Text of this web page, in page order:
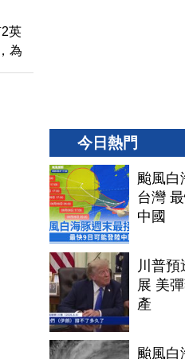
英
為
今日熱門
颱風白
台灣
中國
川普預
展 美
產
颱風白